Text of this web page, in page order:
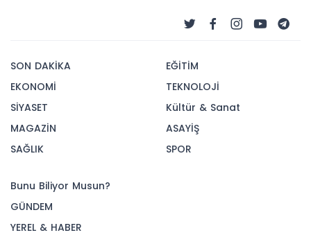
SON DAKİKA
EKONOMİ
SİYASET
MAGAZİN
SAĞLIK
EĞİTİM
TEKNOLOJİ
Kültür & Sanat
ASAYİŞ
SPOR
Bunu Biliyor Musun?
GÜNDEM
YEREL & HABER